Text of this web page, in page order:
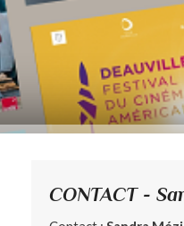
CONTACT -